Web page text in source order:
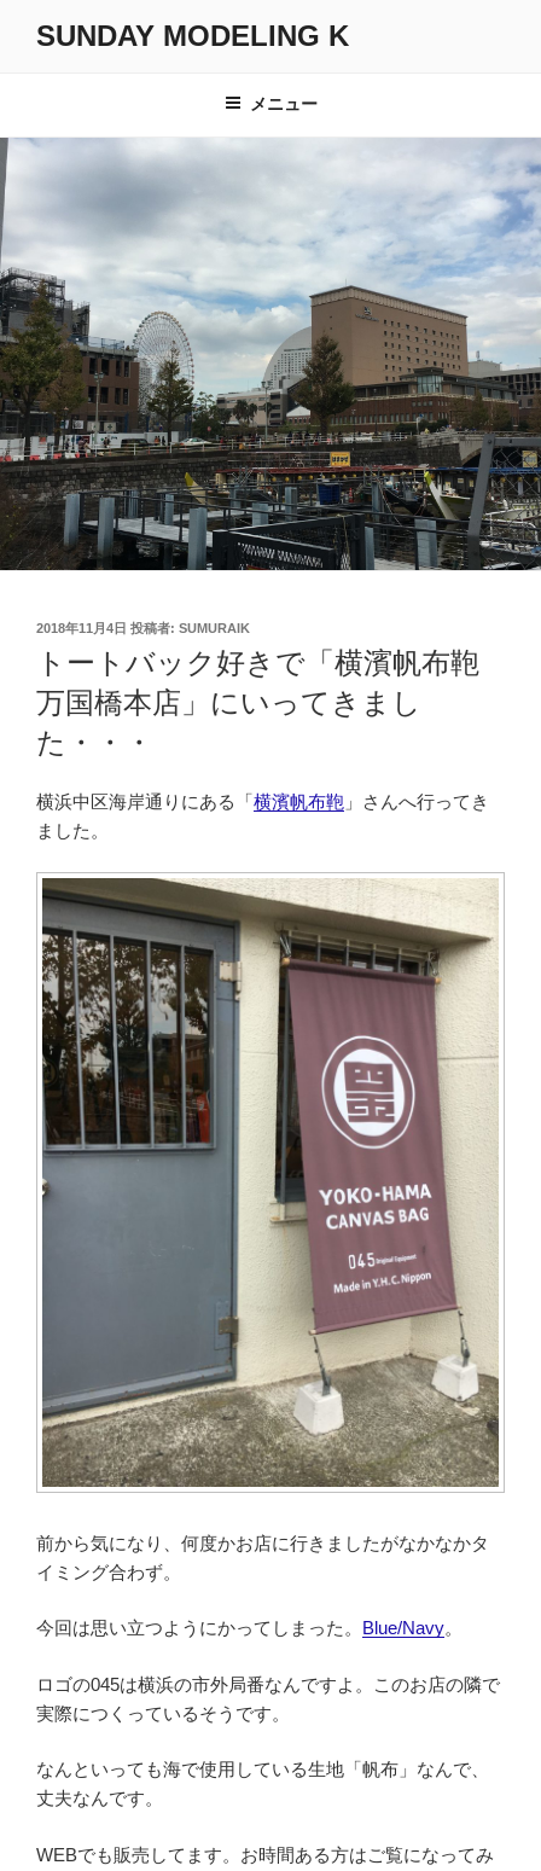
へ
ス
キ
ッ
プ
SUNDAY MODELING K
メニュー
投
稿
2018年11月4日 投稿者: SUMURAIK
トートバック好きで「横濱帆布鞄
万国橋本店」にいってきまし
た・・・
横浜中区海岸通りにある「横濱帆布鞄 」さんへ行ってき
ました。
前から気になり、何度かお店に行きましたがなかなかタ
イミング合わず。
今回は思い立つようにかってしまった。 Blue/Navy。
ロゴの045は横浜の市外局番なんですよ。このお店の隣で
実際につくっているそうです。
なんといっても海で使用している生地「帆布」なんで、
丈夫なんです。
WEBでも販売してます。お時間ある方はご覧になってみ